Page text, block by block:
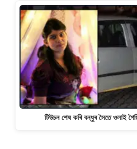
টিউচন শেষ কৰি বন্ধুৰ সৈতে ওলাই